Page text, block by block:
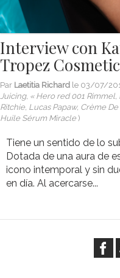
Interview con
Tropez
Par Laetitia Richard le 03/07/
Juicing, « Hero red 001
Ritchie, Lucas Papaw, Crème
Huile Sérum Miracle )
Tiene un sentido de lo
Dotada de una aura de
icono intemporal y sin
en día. Al acercarse...